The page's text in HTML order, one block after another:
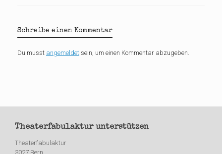
Schreibe einen Kommentar
Du musst angemeldet sein, um einen Kommentar abzugeben.
Theaterfabulaktur unterstützen
Theaterfabulaktur
3027 Bern